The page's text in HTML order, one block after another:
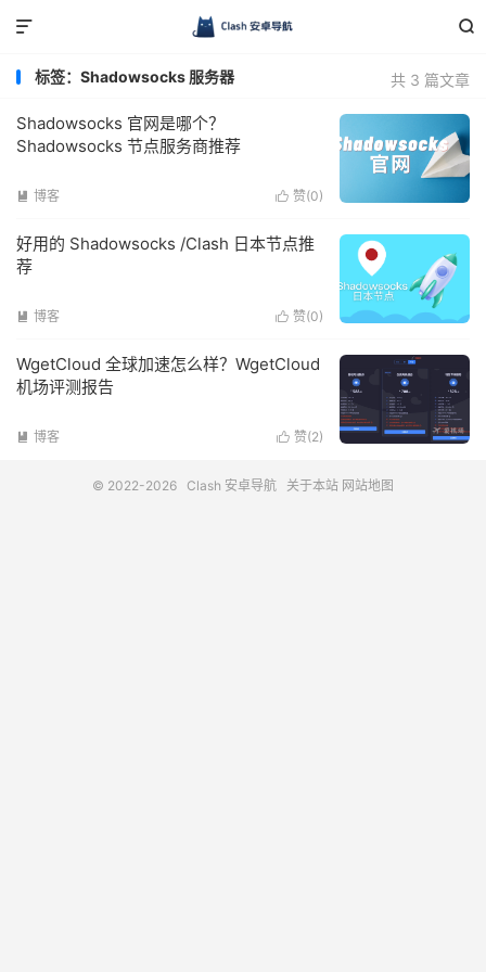


共 3 篇文章
标签：Shadowsocks 服务器
Shadowsocks 官网是哪个？
Shadowsocks 节点服务商推荐
 赞(0)
 博客
好用的 Shadowsocks /Clash 日本节点推
荐
 赞(0)
 博客
WgetCloud 全球加速怎么样？WgetCloud
机场评测报告
 赞(2)
 博客
© 2022-2026 Clash 安卓导航 关于本站 网站地图